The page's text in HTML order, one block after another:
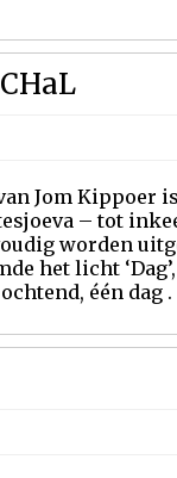
Jom Kippoer
– tot
worden
het licht
één dag